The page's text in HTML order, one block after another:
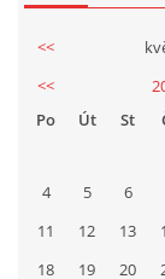
<<
<<
Po
Út St
4
5 6
11
12 13
18
19 20